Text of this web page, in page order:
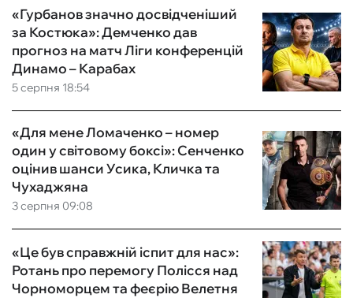
5 серпня 18:54
«Гурбанов значно досвідченіший
за Костюка»: Демченко дав
прогноз на матч Ліги конференцій
Динамо – Карабах
3 серпня 09:08
«Для мене Ломаченко – номер
один у світовому боксі»: Сенченко
оцінив шанси Усика, Кличка та
Чухаджяна
«Це був справжній іспит для нас»:
Ротань про перемогу Полісся над
Чорноморцем та феєрію Велетня